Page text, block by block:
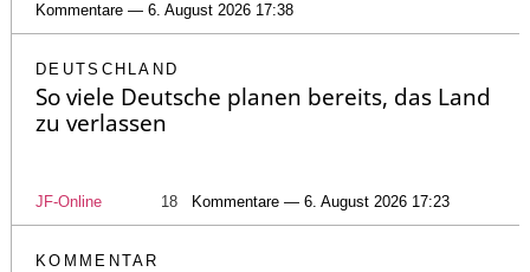
Kommentare — 6. August 2026 17:38
DEUTSCHLAND
So viele Deutsche planen bereits, das Land
zu verlassen
JF-Online 18 Kommentare — 6. August 2026 17:23
KOMMENTAR